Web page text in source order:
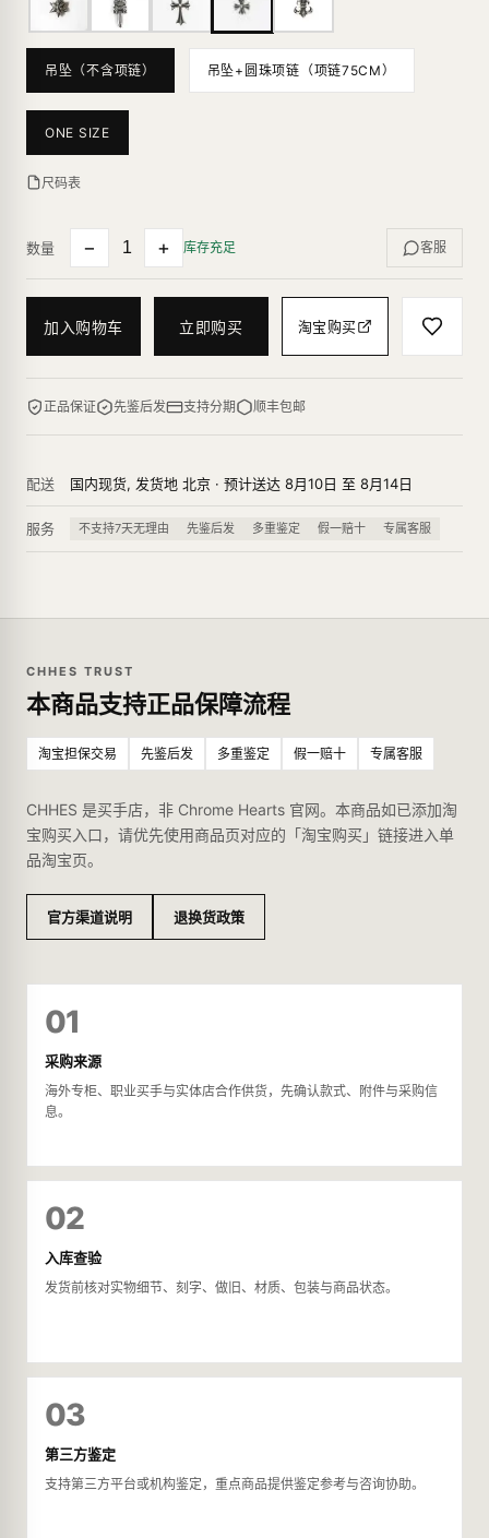
吊坠（不含项链） 吊坠+圆珠项链（项链75CM）
ONE SIZE
尺码表
数量 − + 库存充足 客服
加入购物车 立即购买 淘宝购买
正品保证 先鉴后发 支持分期 顺丰包邮
配送 国内现货, 发货地 北京 · 预计送达 8月10日 至 8月14日
服务 不支持7天无理由 先鉴后发 多重鉴定 假一赔十 专属客服
CHHES TRUST
本商品支持正品保障流程
淘宝担保交易 先鉴后发 多重鉴定 假一赔十 专属客服
CHHES 是买手店，非 Chrome Hearts 官网。本商品如已添加淘
宝购买入口，请优先使用商品页对应的「淘宝购买」链接进入单
品淘宝页。
官方渠道说明 退换货政策
01
采购来源
海外专柜、职业买手与实体店合作供货，先确认款式、附件与采购信
息。
02
入库查验
发货前核对实物细节、刻字、做旧、材质、包装与商品状态。
03
第三方鉴定
支持第三方平台或机构鉴定，重点商品提供鉴定参考与咨询协助。